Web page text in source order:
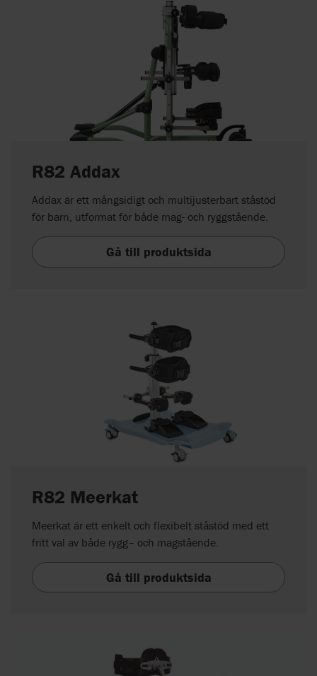
R82 Addax
Addax är ett mångsidigt och multijusterbart ståstöd
för barn, utformat för både mag- och ryggstående.
Gå till produktsida
R82 Meerkat
Meerkat är ett enkelt och flexibelt ståstöd med ett
fritt val av både rygg– och magstående.
Gå till produktsida